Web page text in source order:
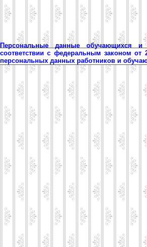
Персональные данные обучающихся и
соответствии с федеральным законом
персональных данных работников и